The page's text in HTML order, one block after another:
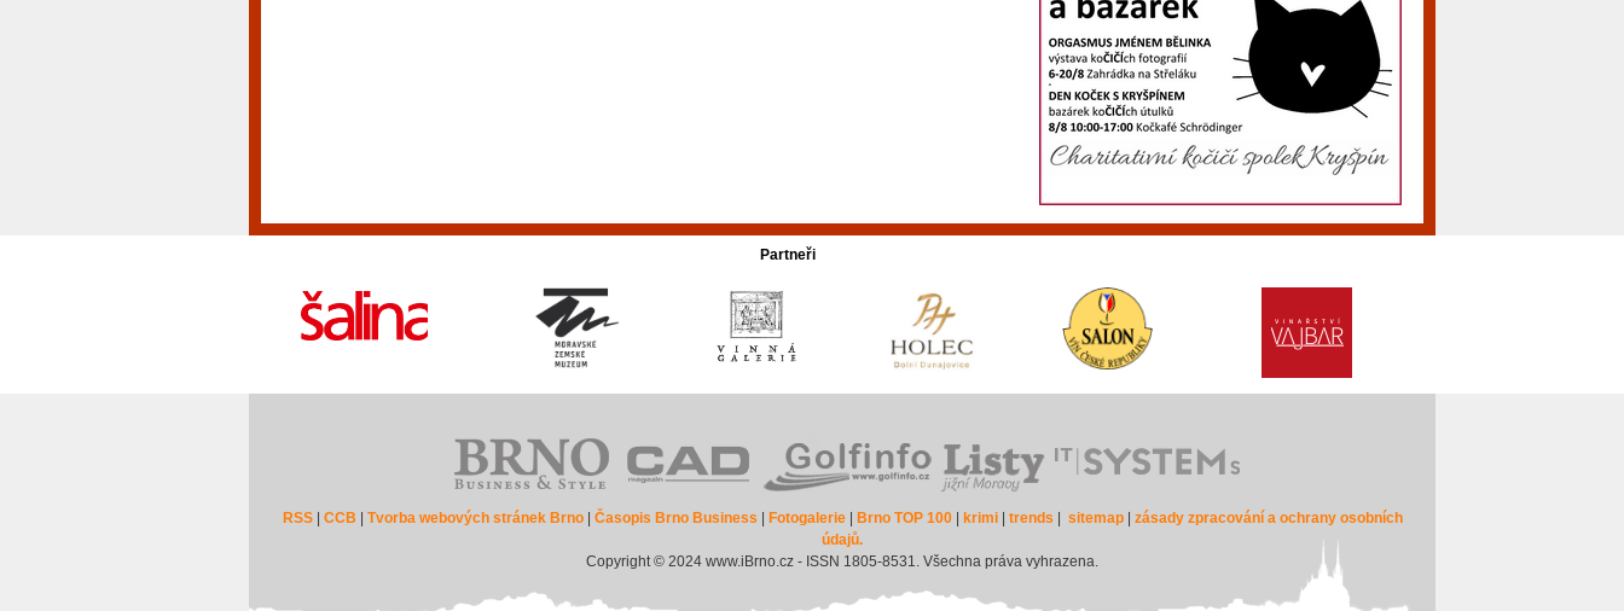
Partneři
RSS| CCB Tvorba webových stránek Brno| Časopis Brno Business Fotogalerie| Brno TOP 100| krimi| trends sitemap| zásady zpracování a ochrany osobních
údajů.
Copyright © 2024 www.iBrno.cz - ISSN 1805-8531. Všechna práva vyhrazena.